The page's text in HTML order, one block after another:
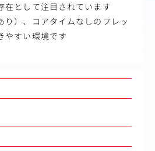
在として注目されています
）、コアタイムなしのフレッ
やすい環境です